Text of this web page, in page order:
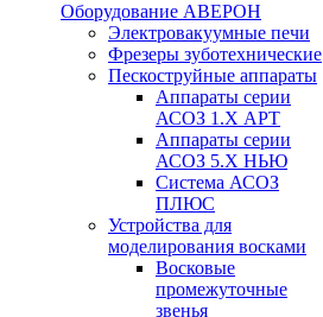
Оборудование АВЕРОН
Электровакуумные печи
Фрезеры зуботехнические
Пескоструйные аппараты
Аппараты серии
АСОЗ 1.Х АРТ
Аппараты серии
АСОЗ 5.Х НЬЮ
Система АСОЗ
ПЛЮС
Устройства для
моделирования восками
Восковые
промежуточные
звенья